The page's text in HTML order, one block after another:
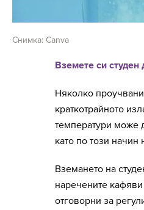
Снимка: Canva
Вземете си студен
Няколко
краткотрайното
температури може
като по този начин
Вземането на
наречените
отговорни за